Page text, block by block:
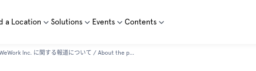
a Location Solutions Events Contents
11月1日付：WeWork Inc. に関する報道について / About the press coverage on WeWork Inc.